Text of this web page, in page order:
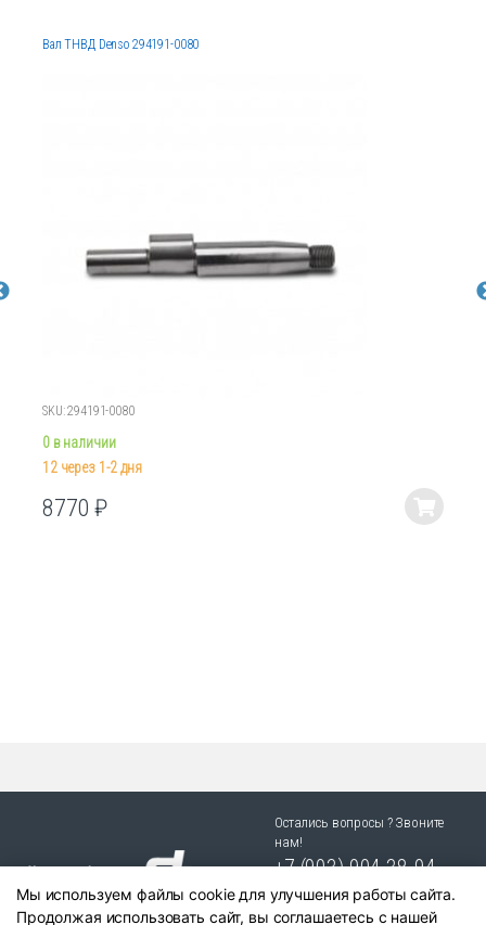
Вал ТНВД Denso 294191-0080
SKU: 294191-0080
0 в наличии
12 через 1-2 дня
8770₽
Этот
Остались вопросы ? Звоните
нам!
+7 (903) 904 38-94
г. Новосибирск, ул. Степная
25/1 к.1
Мы используем файлы cookie для улучшения работы сайта.
Продолжая использовать сайт, вы соглашаетесь с нашей